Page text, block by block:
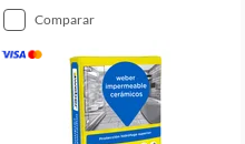
comparar